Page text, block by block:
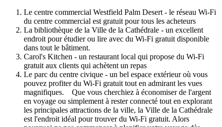
Le centre commercial Westfield Palm Desert - le réseau Wi-Fi
du centre commercial est gratuit pour tous les acheteurs
La bibliothèque de la Ville de la Cathédrale - un excellent
endroit pour étudier ou lire avec du Wi-Fi gratuit disponible
dans tout le bâtiment.
Carol's Kitchen - un restaurant local qui propose du Wi-Fi
gratuit aux clients qui achètent un repas
Le parc du centre civique - un bel espace extérieur où vous
pouvez profiter du Wi-Fi gratuit tout en admirant les vues
magnifiques. Que vous cherchiez à économiser de l'argent
en voyage ou simplement à rester connecté tout en explorant
les principales attractions de la ville, la Ville de la Cathédrale
est l'endroit idéal pour trouver du Wi-Fi gratuit. Alors